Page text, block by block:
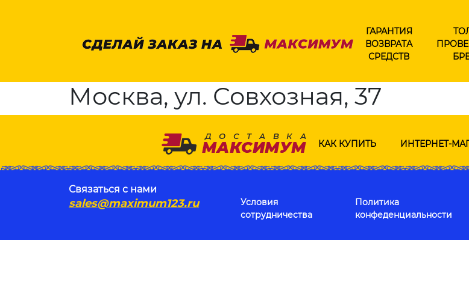
ГАРАНТИЯ
ВОЗВРАТА
СРЕДСТВ
Москва, ул. Совхозная, 37
КАК КУПИТЬ ИНТЕРНЕТ-
Связаться с нами
sales@maximum123.ru
Условия
сотрудничества
Политика
конфеденциальности